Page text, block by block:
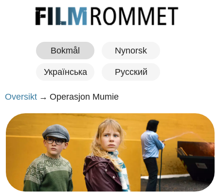
Bokmål Nynorsk
Українська Русский
Oversikt → Operasjon Mumie